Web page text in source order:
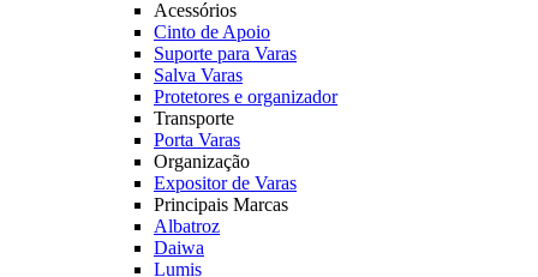
Acessórios
Cinto de Apoio
Suporte para Varas
Salva Varas
Protetores e organizador
Transporte
Porta Varas
Organização
Expositor de Varas
Principais Marcas
Albatroz
Daiwa
Lumis